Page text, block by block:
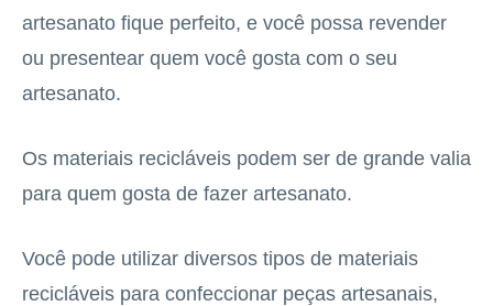
artesanato fique perfeito, e você possa revender
ou presentear quem você gosta com o seu
artesanato.
Os materiais recicláveis podem ser de grande valia
para quem gosta de fazer artesanato.
Você pode utilizar diversos tipos de materiais
recicláveis para confeccionar peças artesanais,